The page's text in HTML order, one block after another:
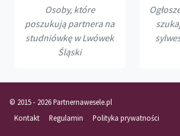
Osoby, które
poszukują partnera na
studniówkę w Lwówek
Śląski
© 2015 - 2026 Partnernawesele.pl
Kontakt
Regulamin Polityka prywatności